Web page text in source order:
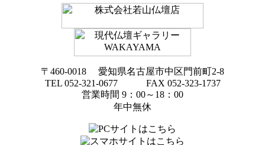
〒460-0018 愛知県名古屋市中区門前町2-8
TEL 052-321-0677 FAX 052-323-1737
営業時間 9：00～18：00
年中無休